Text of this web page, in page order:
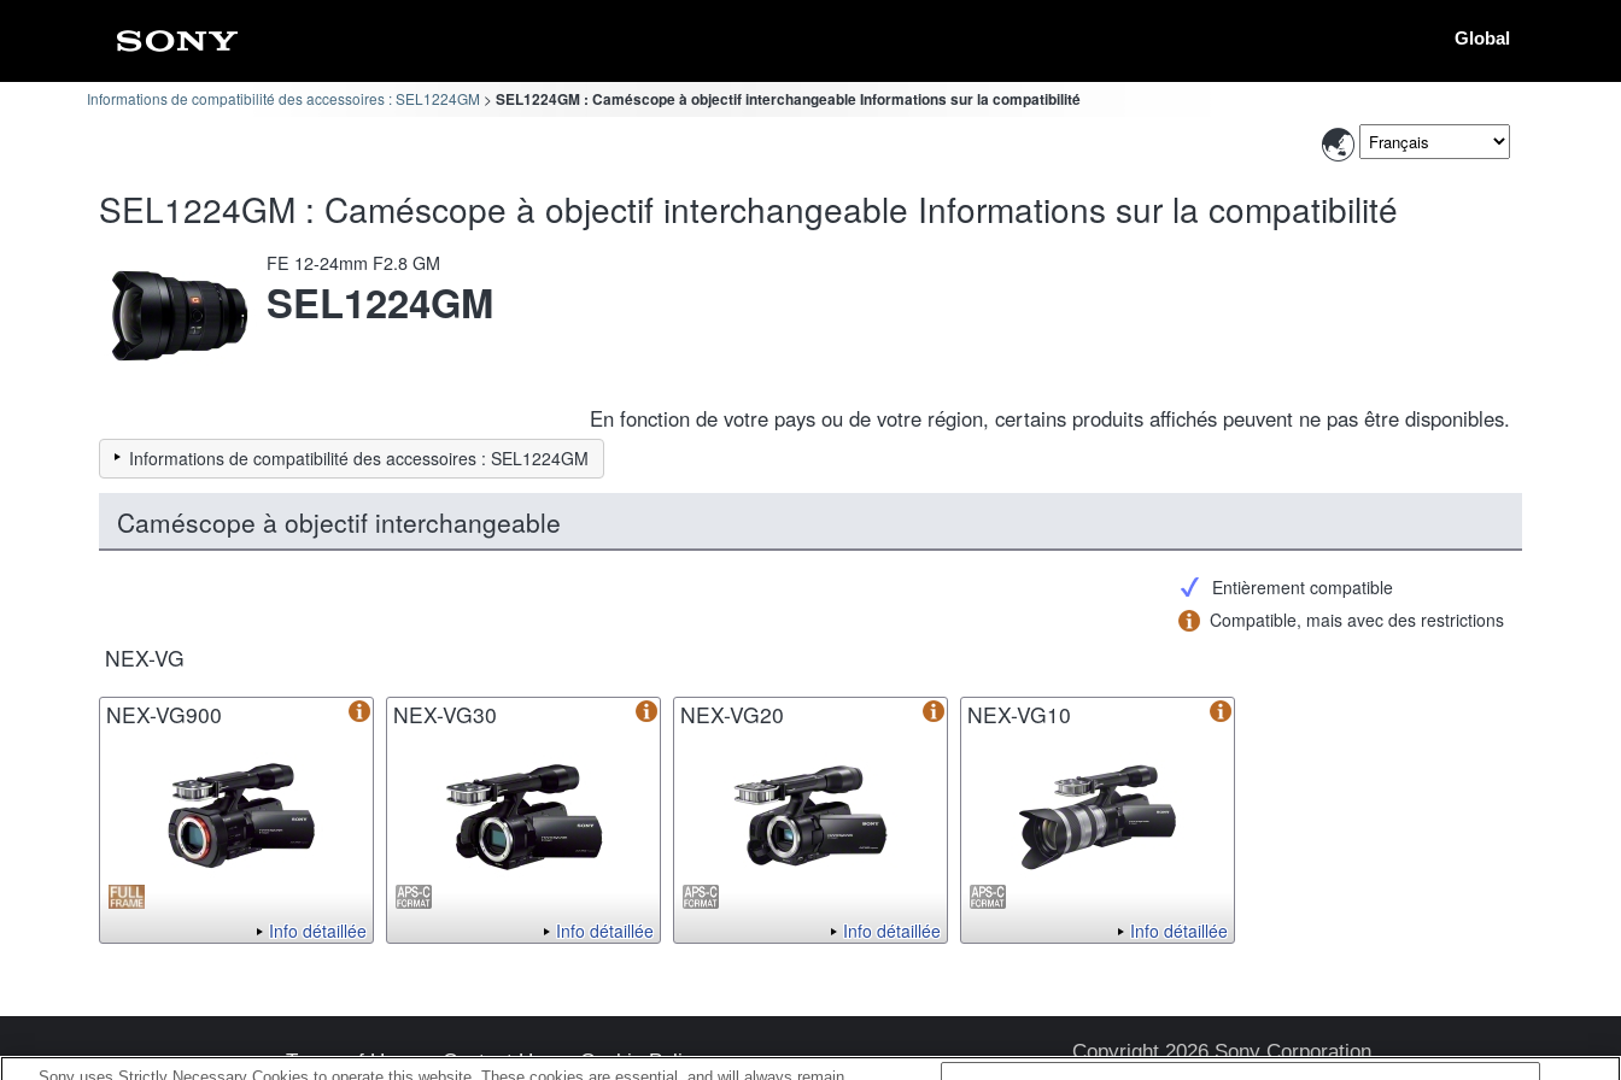
Global
Informations de compatibilité des accessoires : SEL1224GM SEL1224GM : Caméscope à objectif interchangeable Informations sur la compatibilité
SEL1224GM : Caméscope à objectif interchangeable Informations sur la compatibilité
FE 12-24mm F2.8 GM
SEL1224GM
En fonction de votre pays ou de votre région, certains produits affichés peuvent ne pas être disponibles.
Informations de compatibilité des accessoires : SEL1224GM
Caméscope à objectif interchangeable
Entièrement compatible
Compatible, mais avec des restrictions
NEX-VG
NEX-VG900
Info détaillée
NEX-VG30
Info détaillée
NEX-VG20
Info détaillée
NEX-VG10
Info détaillée
Terms of Use Contact Us Cookie Policy Copyright 2026 Sony Corporation